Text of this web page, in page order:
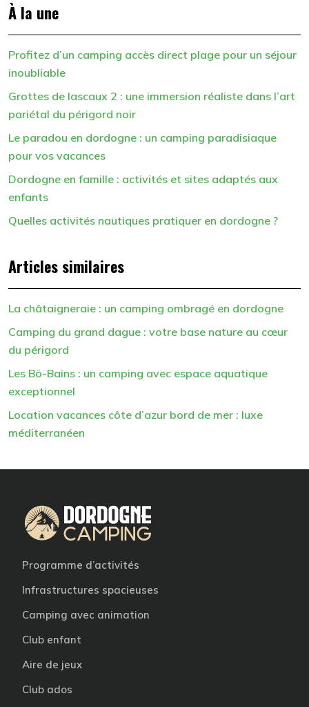
À la une
Profitez d’un camping accès direct plage pour un séjour
inoubliable
Grottes de lascaux 2 : une immersion réaliste dans l’art
pariétal du périgord noir
Le paradou en dordogne : un camping paradisiaque
pour vos vacances
Dordogne en famille : activités et sites adaptés aux
enfants
Quelles activités nautiques pratiquer en dordogne ?
Articles similaires
La châtaigneraie : un camping ombragé en dordogne
Camping du grand dague : votre base nature au cœur
du périgord
Les Bö-Bains : un camping avec espace aquatique
exceptionnel
Location vacances côte d’azur bord de mer : luxe
méditerranéen
Programme d’activités
Infrastructures spacieuses
Camping avec animation
Club enfant
Aire de jeux
Club ados